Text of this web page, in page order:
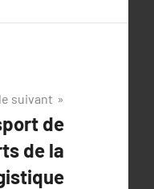
suivant
de
de la